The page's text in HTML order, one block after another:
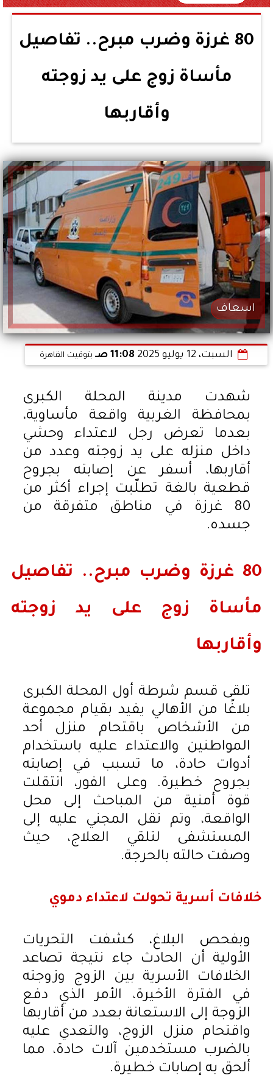
80 غرزة وضرب مبرح.. تفاصيل
مأساة زوج على يد زوجته
وأقاربها
اسعاف
السبت، 12 يوليو 2025 11:08 صـ بتوقيت القاهرة
شهدت مدينة المحلة الكبرى
بمحافظة الغربية واقعة مأساوية،
بعدما تعرض رجل لاعتداء وحشي
داخل منزله على يد زوجته وعدد من
أقاربها، أسفر عن إصابته بجروح
قطعية بالغة تطلّبت إجراء أكثر من
80 غرزة في مناطق متفرقة من
جسده.
80 غرزة وضرب مبرح.. تفاصيل
مأساة زوج على يد زوجته
وأقاربها
تلقى قسم شرطة أول المحلة الكبرى
بلاغًا من الأهالي يفيد بقيام مجموعة
من الأشخاص باقتحام منزل أحد
المواطنين والاعتداء عليه باستخدام
أدوات حادة، ما تسبب في إصابته
بجروح خطيرة. وعلى الفور، انتقلت
قوة أمنية من المباحث إلى محل
الواقعة، وتم نقل المجني عليه إلى
المستشفى لتلقي العلاج، حيث
وصفت حالته بالحرجة.
خلافات أسرية تحولت لاعتداء دموي
وبفحص البلاغ، كشفت التحريات
الأولية أن الحادث جاء نتيجة تصاعد
الخلافات الأسرية بين الزوج وزوجته
في الفترة الأخيرة، الأمر الذي دفع
الزوجة إلى الاستعانة بعدد من أقاربها
واقتحام منزل الزوج، والتعدي عليه
بالضرب مستخدمين آلات حادة، مما
ألحق به إصابات خطيرة.